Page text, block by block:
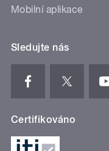
Mobilní aplikace
Sledujte nás
Certifikováno